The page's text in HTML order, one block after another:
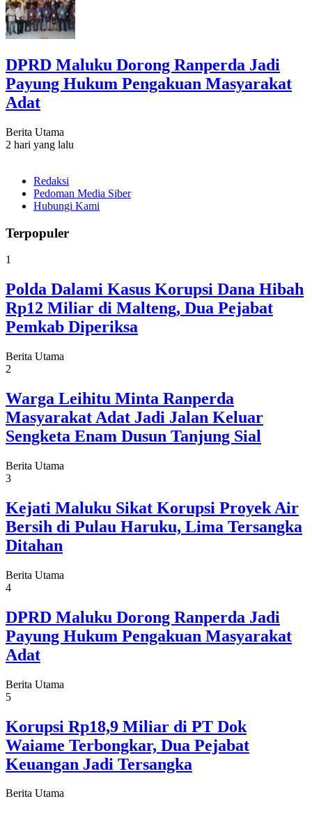
DPRD Maluku Dorong Ranperda Jadi
Payung Hukum Pengakuan Masyarakat
Adat
Berita Utama
2 hari yang lalu
Redaksi
Pedoman Media Siber
Hubungi Kami
Terpopuler
1
Polda Dalami Kasus Korupsi Dana Hibah
Rp12 Miliar di Malteng, Dua Pejabat
Pemkab Diperiksa
Berita Utama
2
Warga Leihitu Minta Ranperda
Masyarakat Adat Jadi Jalan Keluar
Sengketa Enam Dusun Tanjung Sial
Berita Utama
3
Kejati Maluku Sikat Korupsi Proyek Air
Bersih di Pulau Haruku, Lima Tersangka
Ditahan
Berita Utama
4
DPRD Maluku Dorong Ranperda Jadi
Payung Hukum Pengakuan Masyarakat
Adat
Berita Utama
5
Korupsi Rp18,9 Miliar di PT Dok
Waiame Terbongkar, Dua Pejabat
Keuangan Jadi Tersangka
Berita Utama